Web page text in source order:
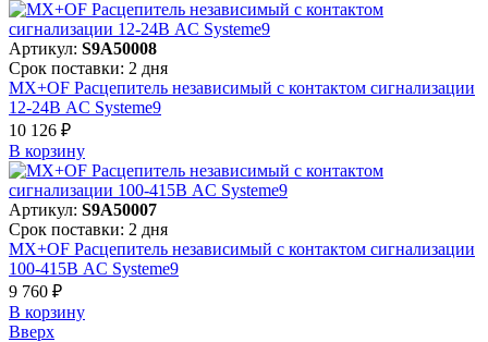
Артикул: S9A50008
Срок поставки: 2 дня
MX+OF Расцепитель независимый с контактом сигнализации
12-24В AC Systeme9
10 126 ₽
В корзинy
Артикул: S9A50007
Срок поставки: 2 дня
MX+OF Расцепитель независимый с контактом сигнализации
100-415В AC Systeme9
9 760 ₽
В корзинy
Вверх